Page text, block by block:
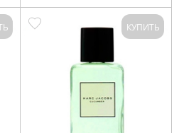
КУПИТЬ